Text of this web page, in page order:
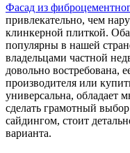
Фасад из
привлекательно, чем
клинкерной плиткой.
популярны в нашей
владельцами частной
довольно востребована,
производителя или
универсальна, обладает
сделать грамотный
сайдингом, стоит
варианта.